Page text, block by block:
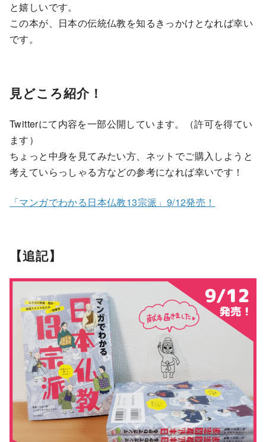
と嬉しいです。
この本が、日本の伝統仏教を知るきっかけとなれば幸い
です。
見どころ紹介！
Twitterにて内容を一部公開しています。（許可を得てい
ます）
ちょっと中身を見てみたい方、ネットでご購入しようと
考えていらっしゃる方などの参考になれば幸いです！
「マンガでわかる日本仏教13宗派」9/12発売！
【追記】